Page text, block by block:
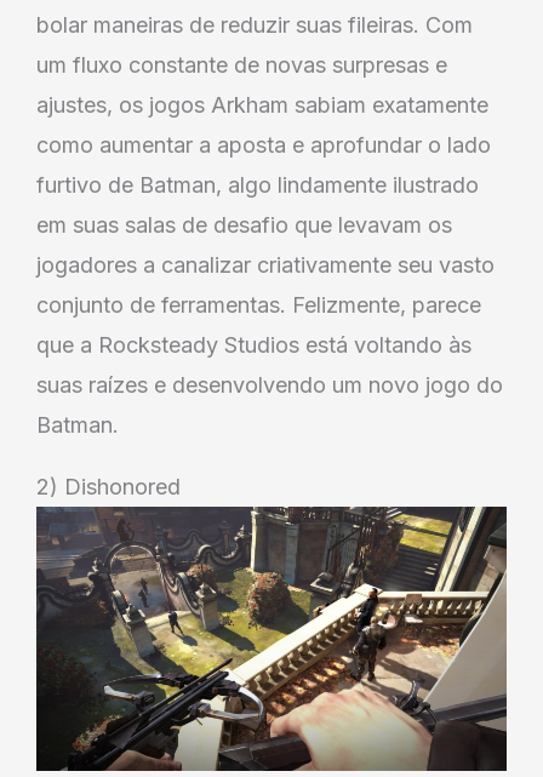
bolar maneiras de reduzir suas fileiras. Com
um fluxo constante de novas surpresas e
ajustes, os jogos Arkham sabiam exatamente
como aumentar a aposta e aprofundar o lado
furtivo de Batman, algo lindamente ilustrado
em suas salas de desafio que levavam os
jogadores a canalizar criativamente seu vasto
conjunto de ferramentas. Felizmente, parece
que a Rocksteady Studios está voltando às
suas raízes e desenvolvendo um novo jogo do
Batman.
2) Dishonored